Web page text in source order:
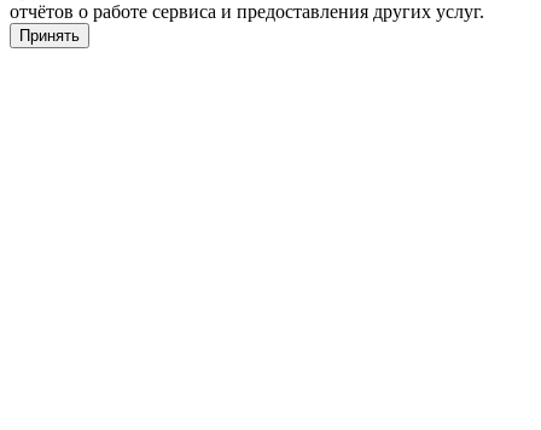
отчётов о работе сервиса и предоставления других услуг.
Принять